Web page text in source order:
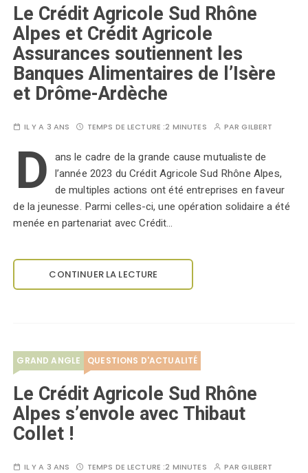
Le Crédit Agricole Sud Rhône
Alpes et Crédit Agricole
Assurances soutiennent les
Banques Alimentaires de l’Isère
et Drôme-Ardèche
IL Y A 3 ANS TEMPS DE LECTURE :2 MINUTES PARGILBERT
D ans le cadre de la grande cause mutualiste de
l’année 2023 du Crédit Agricole Sud Rhône Alpes,
de multiples actions ont été entreprises en faveur
de la jeunesse. Parmi celles-ci, une opération solidaire a été
menée en partenariat avec Crédit…
CONTINUER LA LECTURE
GRAND ANGLE QUESTIONS D'ACTUALITÉ
Le Crédit Agricole Sud Rhône
Alpes s’envole avec Thibaut
Collet !
IL Y A 3 ANS TEMPS DE LECTURE :2 MINUTES PARGILBERT